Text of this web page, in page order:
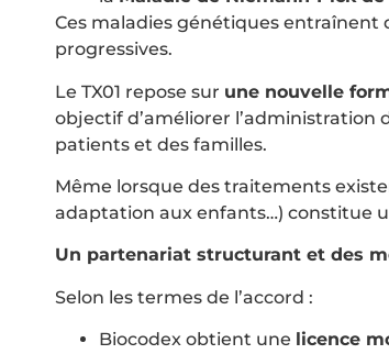
Ces maladies génétiques entraînent
progressives.
Le TX01 repose sur une nouvelle
objectif d’améliorer
patients et des familles.
Même lorsque des traitements
adaptation aux enfants…) constitue
Un partenariat structurant et des
Selon les termes de l’accord :
Biocodex obtient une licence